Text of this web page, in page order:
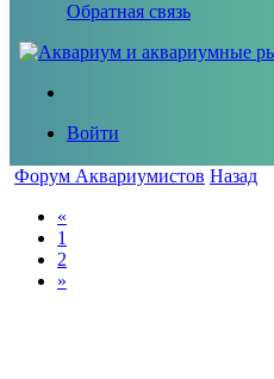
Обратная связь
Войти
Форум Аквариумистов Назад
«
1
2
»